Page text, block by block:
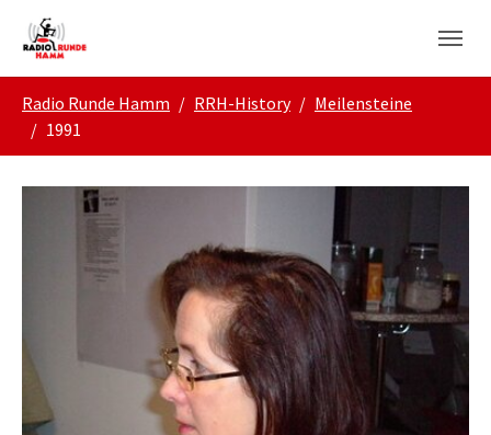
Skip to main navigation
Zum Hauptinhalt springen
Skip to page footer
Radio Runde Hamm RRH-History
Meilensteine
1991